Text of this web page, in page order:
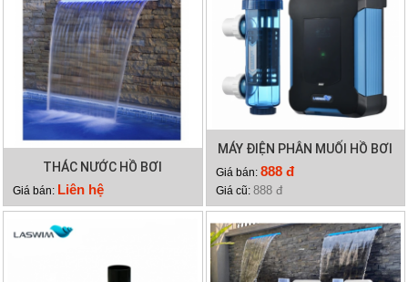
THÁC NƯỚC HỒ BƠI
Giá bán: Liên hệ
MÁY ĐIỆN PHÂN MUỐI HỒ BƠI
LASWIM HQ/SQ
Giá bán: 888 đ
Giá cũ: 888 đ